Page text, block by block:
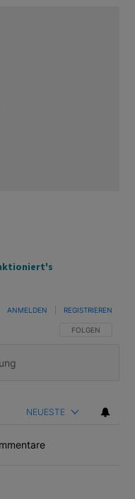
FOLGE DIESER
FOLGEN
ANMELDEN REGISTRIEREN
NEUESTE